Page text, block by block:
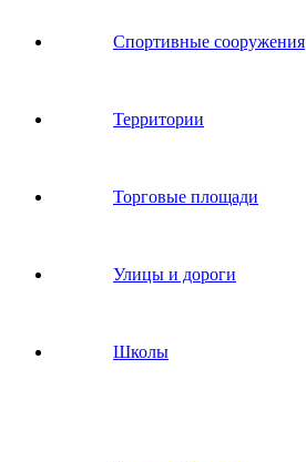
Спортивные сооружения
Территории
Торговые площади
Улицы и дороги
Школы